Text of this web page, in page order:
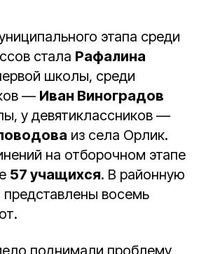
этапа среди
стала Рафалина
школы, среди
— Иван Виноградов
у девятиклассников —
из села Орлик.
на отборочном этапе
57 учащихся. В районную
восемь
поднимали проблему